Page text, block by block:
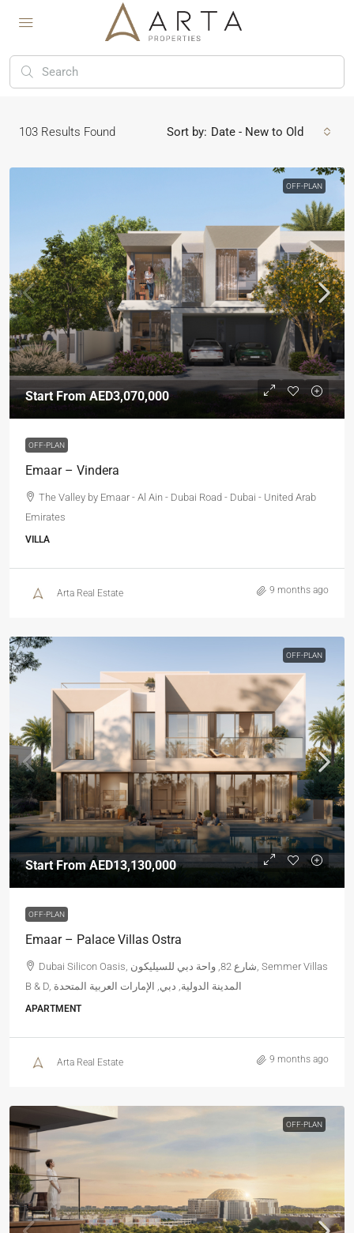
103 Results Found Sort by: Date - New to Old
OFF-PLAN
Start FromAED3,070,000
OFF-PLAN
Emaar – Vindera
The Valley by Emaar - Al Ain - Dubai Road - Dubai - United Arab
Emirates
VILLA
Arta Real Estate 9 months ago
OFF-PLAN
Start FromAED13,130,000
OFF-PLAN
Emaar – Palace Villas Ostra
Dubai Silicon Oasis, شارع 82, واحة دبي للسيليكون, Semmer Villas
B & D, المدينة الدولية, دبي, الإمارات العربية المتحدة
APARTMENT
Arta Real Estate 9 months ago
OFF-PLAN